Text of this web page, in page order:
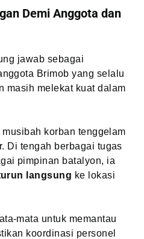
Demi Anggota dan
jawab sebagai
Brimob yang selalu
masih melekat kuat dalam
korban tenggelam
Di tengah berbagai tugas
pimpinan batalyon, ia
langsung ke lokasi
mata untuk memantau
koordinasi personel